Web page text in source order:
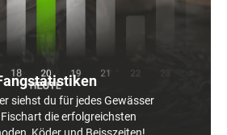
siehst du für jedes Gewässer
die erfolgreichsten
Köder und Beisszeiten!